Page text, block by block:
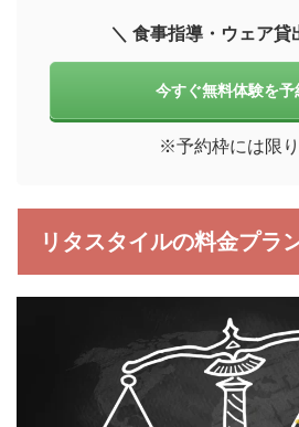
＼ 食事指導・ウェア貸
今すぐ無料体験を予
※予約枠には限り
リタスタイルの料金プラ